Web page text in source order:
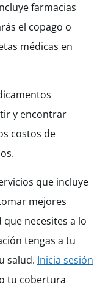
farmacias
el copago o
médicas en
y encontrar
costos de
que incluye
mejores
necesites a lo
tengas a tu
salud. Inicia sesión
tu cobertura